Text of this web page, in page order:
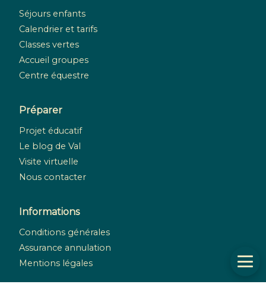
Séjours enfants
Calendrier et tarifs
Classes vertes
Accueil groupes
Centre équestre
Préparer
Projet éducatif
Le blog de Val
Visite virtuelle
Nous contacter
Informations
Conditions générales
Assurance annulation
Mentions légales